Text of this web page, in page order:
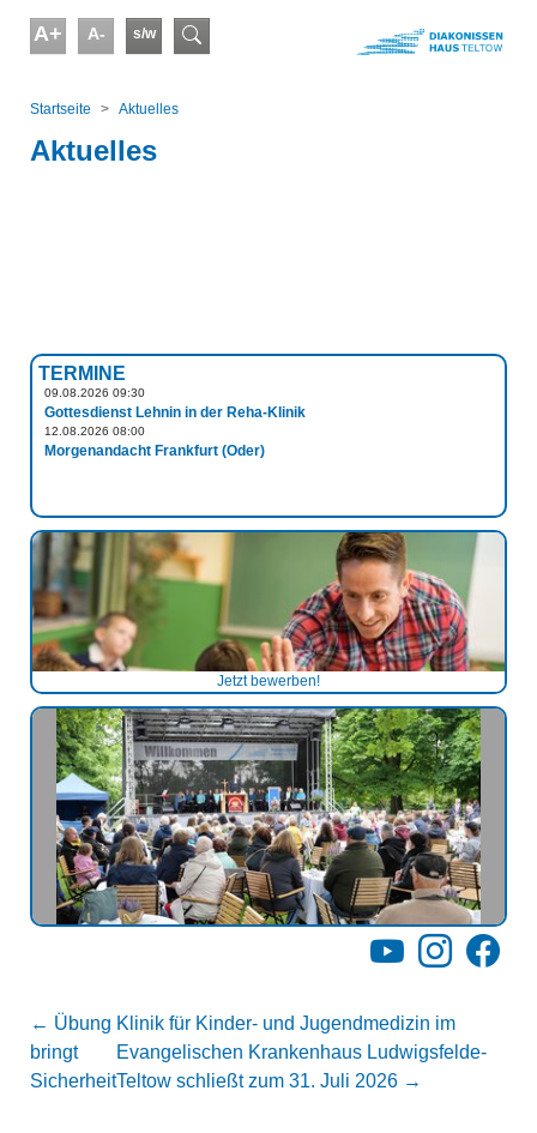
A+ A- s/w Suchformular
Startseite
Aktuelles
Aktuelles
TERMINE
09.08.2026 09:30
Gottesdienst Lehnin in der Reha-Klinik
12.08.2026 08:00
Morgenandacht Frankfurt (Oder)
Jetzt bewerben!
YouTubeInstagram
← Übung
bringt
Sicherheit
Klinik für Kinder- und Jugendmedizin im
Evangelischen Krankenhaus Ludwigsfelde-
Teltow schließt zum 31. Juli 2026 →